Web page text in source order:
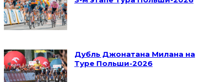
Дубль Джонатана Милана на
Туре Польши-2026